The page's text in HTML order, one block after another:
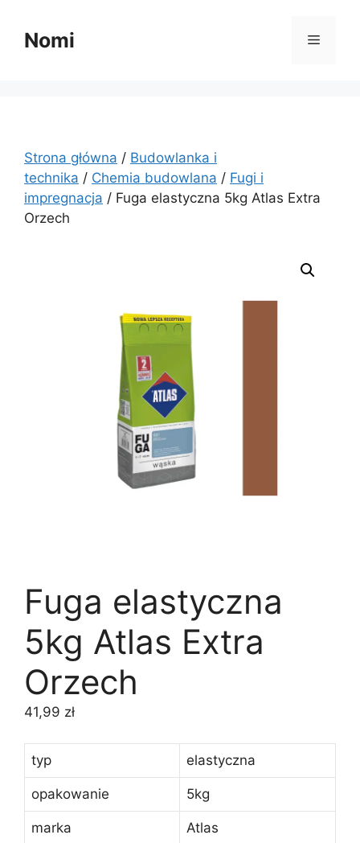
treściNomi Menu
Strona główna / Budowlanka i
technika / Chemia budowlana / Fugi i
impregnacja / Fuga elastyczna 5kg Atlas Extra
Orzech
Fuga elastyczna
5kg Atlas Extra
Orzech
41,99 zł
typ elastyczna
opakowanie 5kg
marka Atlas